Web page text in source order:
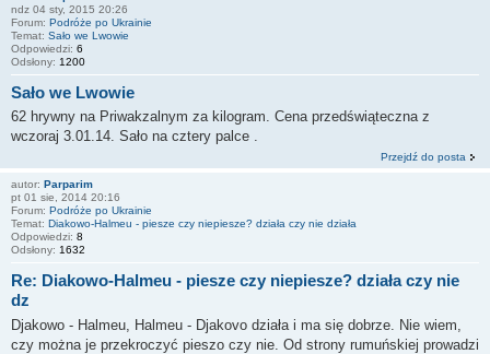
ndz 04 sty, 2015 20:26
Forum: Podróże po Ukrainie
Temat: Sało we Lwowie
Odpowiedzi: 6
Odsłony: 1200
Sało we Lwowie
62 hrywny na Priwakzalnym za kilogram. Cena przedświąteczna z
wczoraj 3.01.14. Sało na cztery palce .
Przejdź do posta
autor: Parparim
pt 01 sie, 2014 20:16
Forum: Podróże po Ukrainie
Temat: Diakowo-Halmeu - piesze czy niepiesze? działa czy nie działa
Odpowiedzi: 8
Odsłony: 1632
Re: Diakowo-Halmeu - piesze czy niepiesze? działa czy nie
dz
Djakowo - Halmeu, Halmeu - Djakovo działa i ma się dobrze. Nie wiem,
czy można je przekroczyć pieszo czy nie. Od strony rumuńskiej prowadzi